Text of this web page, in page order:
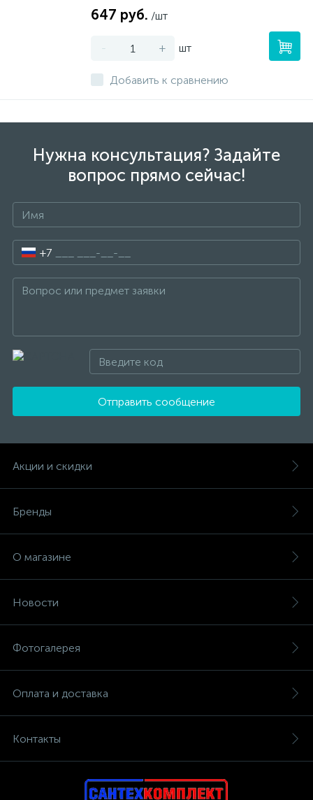
647 руб. /шт
- + шт
Добавить к сравнению
Нужна консультация? Задайте
вопрос прямо сейчас!
+7
Отправить сообщение
Акции и скидки
Бренды
О магазине
Новости
Фотогалерея
Оплата и доставка
Контакты